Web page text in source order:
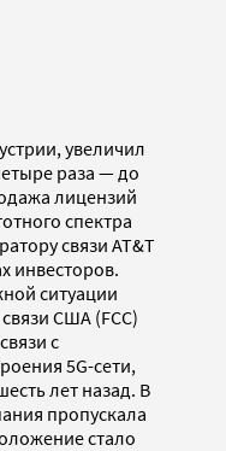
увеличил
раза — до
лицензий
спектра
связи AT&T
инвесторов.
ситуации
США (FCC)
с
5G-сети,
лет назад. В
пропускала
стало